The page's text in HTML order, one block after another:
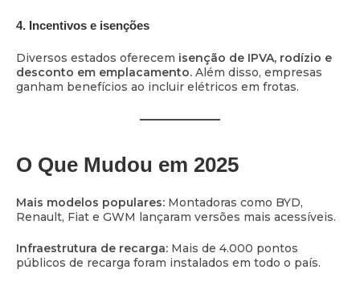
4. Incentivos e isenções
Diversos estados oferecem isenção de IPVA, rodízio e
desconto em emplacamento. Além disso, empresas
ganham benefícios ao incluir elétricos em frotas.
O Que Mudou em 2025
Mais modelos populares: Montadoras como BYD,
Renault, Fiat e GWM lançaram versões mais acessíveis.
Infraestrutura de recarga: Mais de 4.000 pontos
públicos de recarga foram instalados em todo o país.